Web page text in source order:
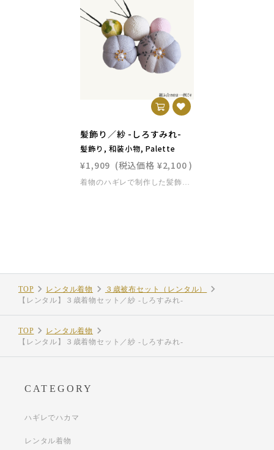
髪飾り／紗 -しろすみれ-
髪飾り, 和装小物, Palette
¥1,909 (税込価格 ¥2,100 )
着物のハギレで制作した髪飾りです。七五三・成人式・卒業式・結婚式などの晴れの日はもちろん、浴衣や和装に合わせれば夏祭りや花火大会にもぴったり。和の上品さと現代的な華やかさを兼ね備え、特別な日をより一層引き立てます。ひとつひとつ丁寧に手作りしています。柄はお任せとなりますが、ご指定を希望の場合は公式LINEよりご相談ください。◾️サイズ・仕様花部分：直径 （大）約4.5cm（小）約3.5cm玉飾り：直径（大）約2.8cm（小）約2.1cm取付タイプ：Uピンレンタル着物と一緒にご決済いただいた場合、同梱でお届けいたします。
TOP レンタル着物
３歳被布セット（レンタル）
【レンタル】３歳着物セット／紗 -しろすみれ-
TOP
レンタル着物
【レンタル】３歳着物セット／紗 -しろすみれ-
CATEGORY
ハギレでハカマ
レンタル着物